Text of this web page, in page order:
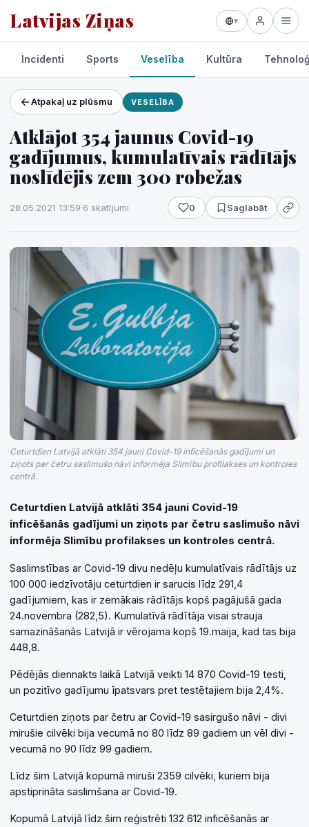
Latvijas Ziņas ▾
Projekti un pakalpojumi
Laikapstākļi
Incidenti Sports Veselība Kultūra
Atpakaļ uz plūsmu VESELĪBA
Atklājot 354 jaunus Covid-19
gadījumus, kumulatīvais rādītājs
noslīdējis zem 300 robežas
28.05.2021 13:59·6 skatījumi 0 Saglabāt
Ceturtdien Latvijā atklāti 354 jauni Covid-19 inficēšanās gadījumi un
ziņots par četru saslimušo nāvi informēja Slimību profilakses un kontroles
centrā.
Ceturtdien Latvijā atklāti 354 jauni Covid-19
inficēšanās gadījumi un ziņots par četru saslimušo nāvi
informēja Slimību profilakses un kontroles centrā.
Saslimstības ar Covid-19 divu nedēļu kumulatīvais rādītājs uz
100 000 iedzīvotāju ceturtdien ir sarucis līdz 291,4
gadījumiem, kas ir zemākais rādītājs kopš pagājušā gada
24.novembra (282,5). Kumulatīvā rādītāja visai strauja
samazināšanās Latvijā ir vērojama kopš 19.maija, kad tas bija
448,8.
Pēdējās diennakts laikā Latvijā veikti 14 870 Covid-19 testi,
un pozitīvo gadījumu īpatsvars pret testētajiem bija 2,4%.
Ceturtdien ziņots par četru ar Covid-19 sasirgušo nāvi - divi
mirušie cilvēki bija vecumā no 80 līdz 89 gadiem un vēl divi -
vecumā no 90 līdz 99 gadiem.
Līdz šim Latvijā kopumā miruši 2359 cilvēki, kuriem bija
apstiprināta saslimšana ar Covid-19.
Kopumā Latvijā līdz šim reģistrēti 132 612 inficēšanās ar